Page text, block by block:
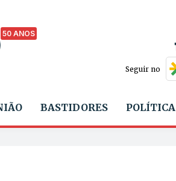
50 ANOS
Seguir no
BASTIDORES POLÍTICA